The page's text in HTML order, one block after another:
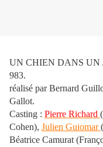
UN CHIEN DANS UN
983.
réalisé par Bernard
Gallot.
Casting : Pierre Richard
Cohen), Julien Guiomar
Béatrice Camurat